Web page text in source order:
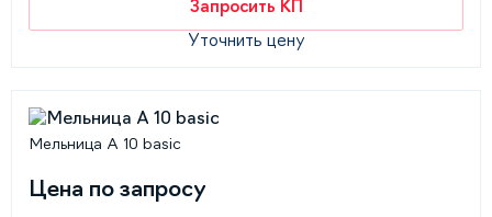
Запросить КП
Уточнить цену
Мельница A 10 basic
Цена по запросу